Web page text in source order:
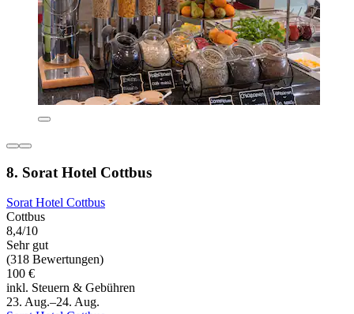
8. Sorat Hotel Cottbus
Sorat Hotel Cottbus
Cottbus
8,4/10
Sehr gut
(318 Bewertungen)
100 €
inkl. Steuern & Gebühren
23. Aug.–24. Aug.